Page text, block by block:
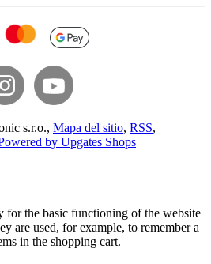
s.r.o., Mapa del sitio, RSS,
by Upgates Shops
for the basic functioning of the website
are used, for example, to remember a
in the shopping cart.